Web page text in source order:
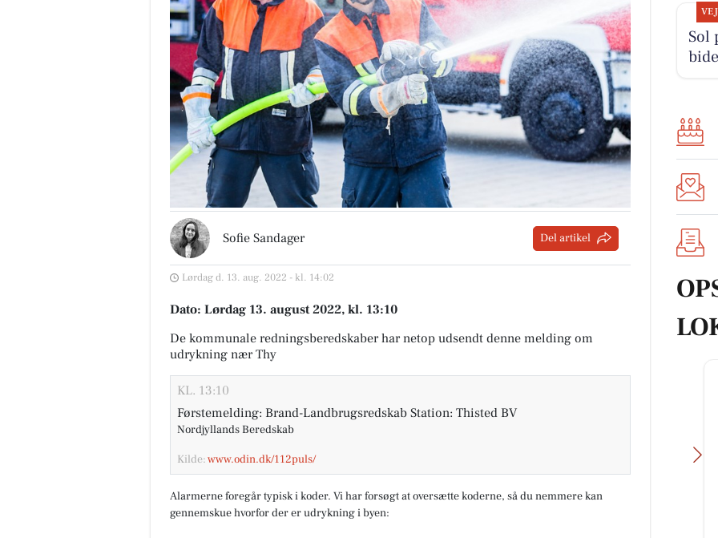
Sofie Sandager Del artikel
Lørdag d. 13. aug. 2022 - kl. 14:02
Dato: Lørdag 13. august 2022, kl. 13:10
De kommunale redningsberedskaber har netop udsendt denne melding om
udrykning nær Thy
KL. 13:10
Førstemelding: Brand-Landbrugsredskab Station: Thisted BV
Nordjyllands Beredskab
Kilde:www.odin.dk/112puls/
Alarmerne foregår typisk i koder. Vi har forsøgt at oversætte koderne, så du nemmere kan
gennemskue hvorfor der er udrykning i byen:
Sol